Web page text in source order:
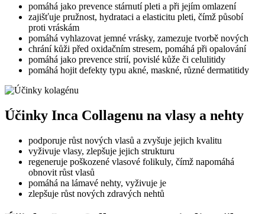
pomáhá jako prevence stárnutí pleti a při jejím omlazení
zajišťuje pružnost, hydrataci a elasticitu pleti, čímž působí
proti vráskám
pomáhá vyhlazovat jemné vrásky, zamezuje tvorbě nových
chrání kůži před oxidačním stresem, pomáhá při opalování
pomáhá jako prevence strií, povislé kůže či celulitidy
pomáhá hojit defekty typu akné, maskné, různé dermatitidy
Účinky Inca Collagenu na vlasy a nehty
podporuje růst nových vlasů a zvyšuje jejich kvalitu
vyživuje vlasy, zlepšuje jejich strukturu
regeneruje poškozené vlasové folikuly, čímž napomáhá
obnovit růst vlasů
pomáhá na lámavé nehty, vyživuje je
zlepšuje růst nových zdravých nehtů